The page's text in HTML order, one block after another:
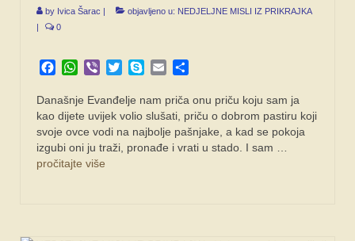
FORUM
by Ivica Šarac | objavljeno u: NEDJELJNE MISLI IZ PRIKRAJKA
|
0
Facebook
WhatsApp
Viber TwitterSkypeEmail
Današnje Evanđelje nam priča onu priču koju sam ja
kao dijete uvijek volio slušati, priču o dobrom pastiru koji
svoje ovce vodi na najbolje pašnjake, a kad se pokoja
izgubi oni ju traži, pronađe i vrati u stado. I sam …
pročitajte više